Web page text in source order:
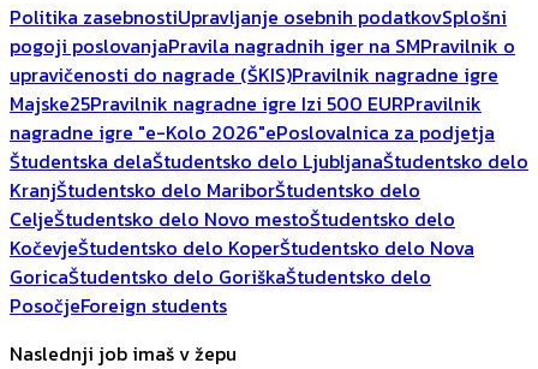
Politika zasebnostiUpravljanje osebnih podatkovSplošni
pogoji poslovanjaPravila nagradnih iger na SMPravilnik o
upravičenosti do nagrade (ŠKIS)Pravilnik nagradne igre
Majske25Pravilnik nagradne igre Izi 500 EURPravilnik
nagradne igre "e-Kolo 2026"ePoslovalnica za podjetja
Študentska delaŠtudentsko delo LjubljanaŠtudentsko delo
KranjŠtudentsko delo MariborŠtudentsko delo
CeljeŠtudentsko delo Novo mestoŠtudentsko delo
KočevjeŠtudentsko delo KoperŠtudentsko delo Nova
GoricaŠtudentsko delo GoriškaŠtudentsko delo
PosočjeForeign students
Naslednji job imaš v žepu